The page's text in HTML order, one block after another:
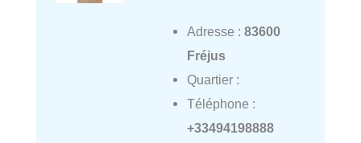
Adresse : 83600
Fréjus
Quartier :
Téléphone :
+33494198888